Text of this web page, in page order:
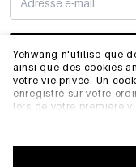
Yehwang n'utilise que
ainsi que des cookies
votre vie privée. Un
enregistré sur votre
lors de votre première
fonctionner
préférences. Ils nous
INFORMATIONS